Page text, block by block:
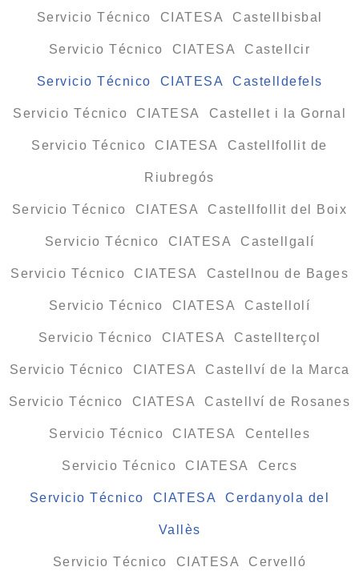
Servicio Técnico CIATESA Castellbisbal
Servicio Técnico CIATESA Castellcir
Servicio Técnico CIATESA Castelldefels
Servicio Técnico CIATESA Castellet i la Gornal
Servicio Técnico CIATESA Castellfollit de
Riubregós
Servicio Técnico CIATESA Castellfollit del Boix
Servicio Técnico CIATESA Castellgalí
Servicio Técnico CIATESA Castellnou de Bages
Servicio Técnico CIATESA Castellolí
Servicio Técnico CIATESA Castellterçol
Servicio Técnico CIATESA Castellví de la Marca
Servicio Técnico CIATESA Castellví de Rosanes
Servicio Técnico CIATESA Centelles
Servicio Técnico CIATESA Cercs
Servicio Técnico CIATESA Cerdanyola del
Vallès
Servicio Técnico CIATESA Cervelló